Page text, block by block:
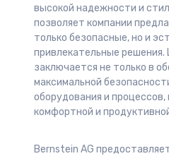
высокой надежности и
позволяет компании
только безопасные, но и
привлекательные решения.
заключается не только в
максимальной
оборудования и процессов,
комфортной и
Bernstein AG